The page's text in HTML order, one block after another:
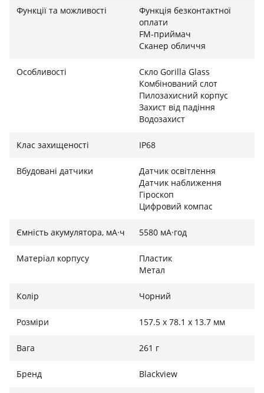
Функції та можливості
Функція безконтактної
оплати
FM-приймач
Сканер обличчя
Особливості
Скло Gorilla Glass
Комбінований слот
Пилозахисний корпус
Захист від падіння
Водозахист
Клас захищеності IP68
Вбудовані датчики
Датчик освітлення
Датчик наближення
Гіроскоп
Цифровий компас
Ємність акумулятора, мА·ч 5580 мА·год
Матеріал корпусу
Пластик
Метал
Колір Чорний
Розміри 157.5 х 78.1 х 13.7 мм
Вага 261 г
Бренд Blackview